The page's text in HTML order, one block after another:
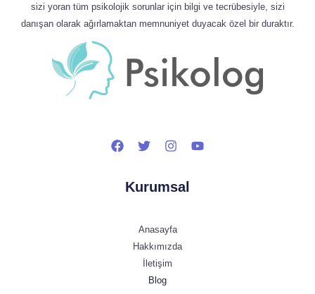
sizi yoran tüm psikolojik sorunlar için bilgi ve tecrübesiyle, sizi
danışan olarak ağırlamaktan memnuniyet duyacak özel bir duraktır.
Kurumsal
Anasayfa
Hakkımızda
İletişim
Blog